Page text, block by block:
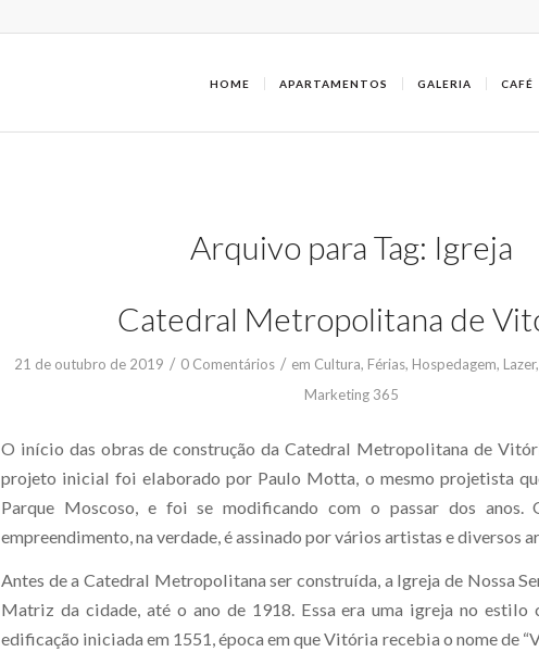
HOME APARTAMENTOS GALERIA CAFÉ
Arquivo para Tag: Igreja
Catedral Metropolitana de
21 de outubro de 2019 / 0 Comentários / em Cultura, Férias, Hospedagem, Lazer,
Marketing 365
O início das obras de construção da Catedral Metropolitana de
projeto inicial foi elaborado por Paulo Motta, o mesmo projetista
Parque Moscoso, e foi se modificando com o passar dos anos.
empreendimento, na verdade, é assinado por vários artistas e diversos
Antes de a Catedral Metropolitana ser construída, a Igreja de Nossa
Matriz da cidade, até o ano de 1918. Essa era uma igreja no estilo
edificação iniciada em 1551, época em que Vitória recebia o nome de